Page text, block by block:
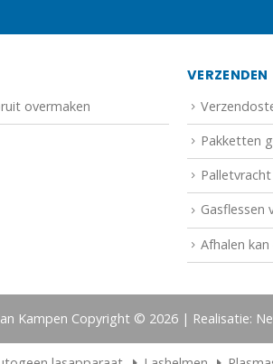
overmaken
VERZENDEN
Pakketten
Gasflessen
Afhalen
Kampen Copyright © 2026 | Realisatie: